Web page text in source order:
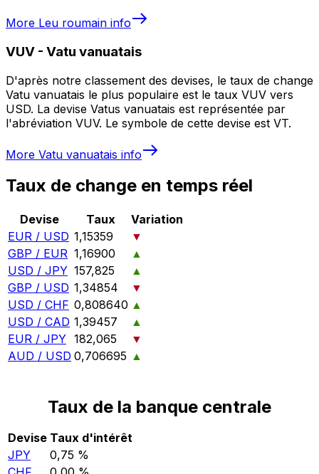
More Leu roumain info
VUV - Vatu vanuatais
D'après notre classement des devises, le taux de change
Vatu vanuatais le plus populaire est le taux VUV vers
USD. La devise Vatus vanuatais est représentée par
l'abréviation VUV. Le symbole de cette devise est VT.
More Vatu vanuatais info
Taux de change en temps réel
Devise Taux
Variation
EUR / USD 1,15359
▼
GBP / EUR 1,16900
▲
USD / JPY 157,825
▲
GBP / USD 1,34854
▼
USD / CHF 0,808640 ▲
USD / CAD 1,39457
▲
EUR / JPY 182,065
▼
AUD / USD 0,706695 ▲
Taux de la banque centrale
Devise Taux d'intérêt
JPY
0,75 %